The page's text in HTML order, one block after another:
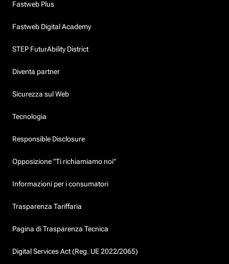
Fastweb Plus
Fastweb Digital Academy
STEP FuturAbility District
Diventa partner
Sicurezza sul Web
Tecnologia
Responsible Disclosure
Opposizione "Ti richiamiamo noi"
Informazioni per i consumatori
Trasparenza Tariffaria
Pagina di Trasparenza Tecnica
Digital Services Act (Reg. UE 2022/2065)